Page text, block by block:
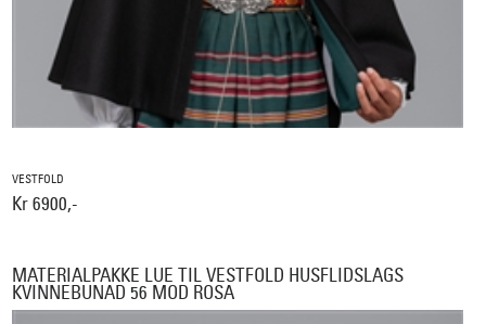
VESTFOLD
Kr 6900,-
MATERIALPAKKE LUE TIL VESTFOLD HUSFLIDSLAGS
KVINNEBUNAD 56 MOD ROSA